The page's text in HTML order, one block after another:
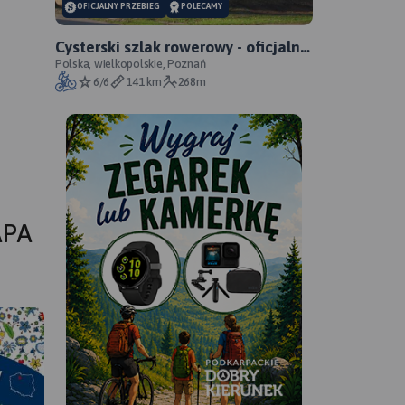
OFICJALNY PRZEBIEG POLECAMY
Cysterski szlak rowerowy - oficjalny
przebieg
Polska, wielkopolskie, Poznań
6/6
141 km 268m